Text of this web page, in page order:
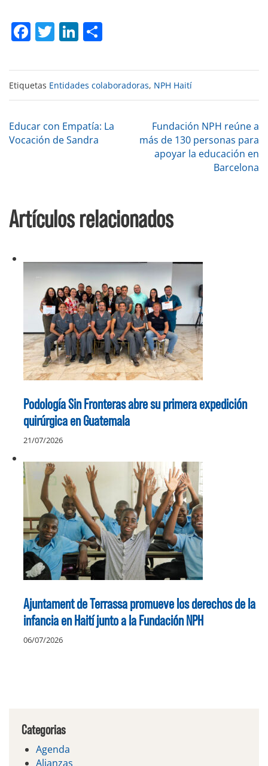
Facebook
TwitterLinkedIn
Etiquetas Entidades colaboradoras, NPH Haití
Navegación
Educar con Empatía: La
Vocación de Sandra
Fundación NPH reúne a
más de 130 personas para
apoyar la educación en
Barcelona
Artículos relacionados
Podología Sin Fronteras abre su primera expedición
quirúrgica en Guatemala
21/07/2026
Ajuntament de Terrassa promueve los derechos de la
infancia en Haití junto a la Fundación NPH
06/07/2026
Categorias
Agenda
Alianzas